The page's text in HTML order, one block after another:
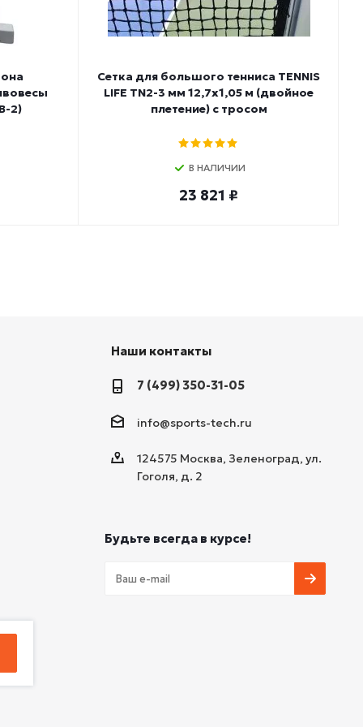
2)
Сетка для большого тенниса TENNIS
LIFE TN2-3 мм 12,7х1,05 м (двойное
плетение) с тросом
В НАЛИЧИИ
23 821 ₽
Наши контакты
7 (499) 350-31-05
info@sports-tech.ru
124575 Москва, Зеленоград, ул.
Гоголя, д. 2
Будьте всегда в курсе!